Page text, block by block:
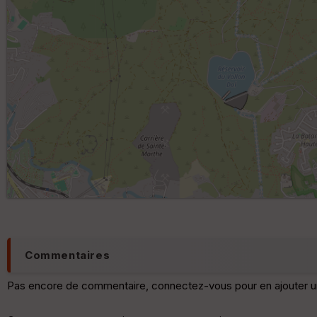
Commentaires
Pas encore de commentaire, connectez-vous pour en ajouter